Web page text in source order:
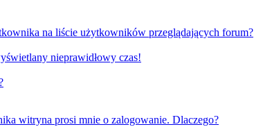
na liście użytkowników przeglądających forum?
nieprawidłowy czas!
witryna prosi mnie o zalogowanie. Dlaczego?